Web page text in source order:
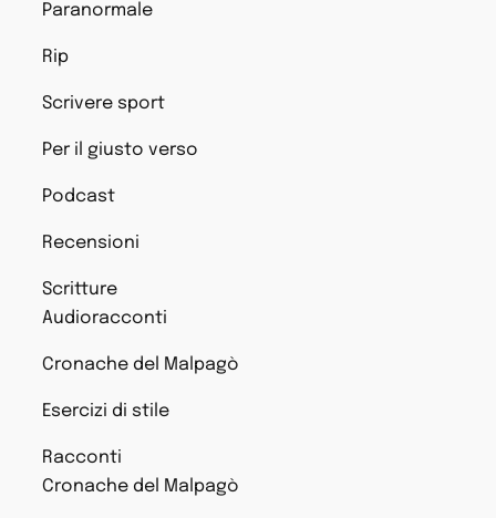
Paranormale
Rip
Scrivere sport
Per il giusto verso
Podcast
Recensioni
Scritture
Audioracconti
Cronache del Malpagò
Esercizi di stile
Racconti
Cronache del Malpagò